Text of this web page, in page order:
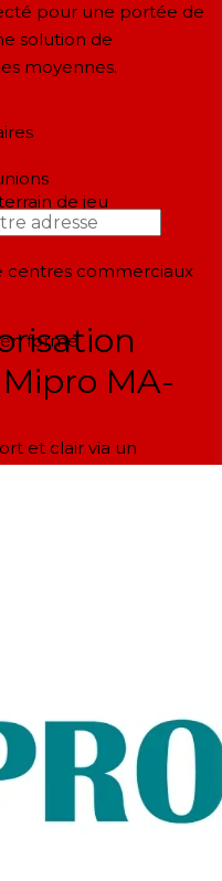
pour une portée de
solution de
moyennes.
de jeu
centres commerciaux
forme
et clair via un
rendement.
pour le
coupe la musique
utilisé.
pour avertir des
pour une
rapide de la batterie.
MA-